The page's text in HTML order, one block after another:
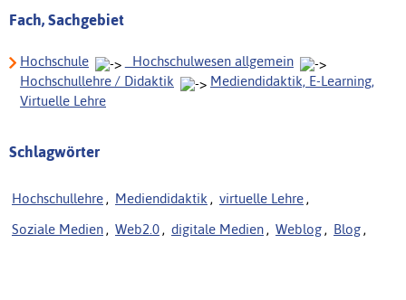
Fach, Sachgebiet
Hochschule
_Hochschulwesen allgemein
Hochschullehre / Didaktik
Mediendidaktik, E-Learning,
Virtuelle Lehre
Schlagwörter
Hochschullehre , Mediendidaktik , virtuelle Lehre ,
Soziale Medien , Web2.0 , digitale Medien , Weblog , Blog ,